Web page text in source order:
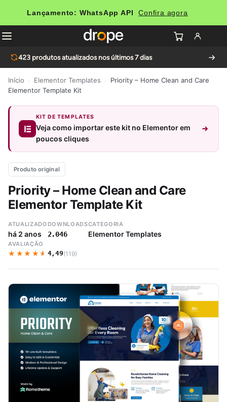
Lançamento: WhatsApp API Confira agora
423 produtos atualizados nos últimos 7 dias
Início Elementor Templates
Priority – Home Clean and Care
Elementor Template Kit
KIT DE TEMPLATES
Veja como importar este kit no Elementor em
poucos cliques
Produto original
Priority – Home Clean and Care
Elementor Template Kit
ATUALIZADO
há 2 anos
DOWNLOADS
2.046
CATEGORIA
Elementor Templates
AVALIAÇÃO
★★★★★
★★★★★ 4,49(119)